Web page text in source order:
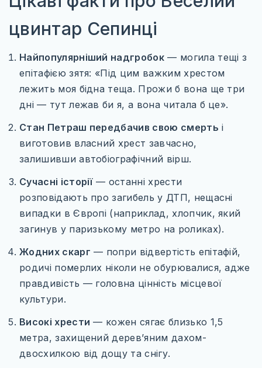
цвинтар Сепинці
Найпопулярніший надгробок — могила тещі з
епітафією зятя: «Під цим важким хрестом
лежить моя бідна теща. Прожи б вона ще три
дні — тут лежав би я, а вона читала б це».
Стан Петраш передбачив свою смерть і
виготовив власний хрест завчасно,
залишивши автобіографічний вірш.
Сучасні історії— останні хрести
розповідають про загибель у ДТП, нещасні
випадки в Європі (наприклад, хлопчик, який
загинув у паризькому метро на роликах).
Жодних скарг — попри відвертість епітафій,
родичі померлих ніколи не обурювалися, адже
правдивість — головна цінність місцевої
культури.
Високі хрести — кожен сягає близько 1,5
метра, захищений дерев’яним дахом-
двосхилкою від дощу та снігу.